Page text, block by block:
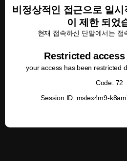
비정상적인 접근으로 일
이 제한 되었
현재 접속하신 단말에서는 접
Restricted
your access has been restricted
Code: 72
Session ID: mslex4m9-